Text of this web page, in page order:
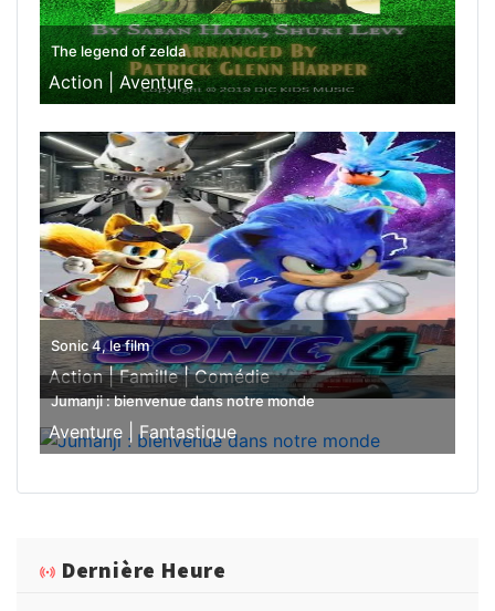
The legend of zelda
Action |Aventure
Sonic 4, le film
Action |Famille |Comédie
Jumanji : bienvenue dans notre monde
Aventure |Fantastique
Dernière Heure